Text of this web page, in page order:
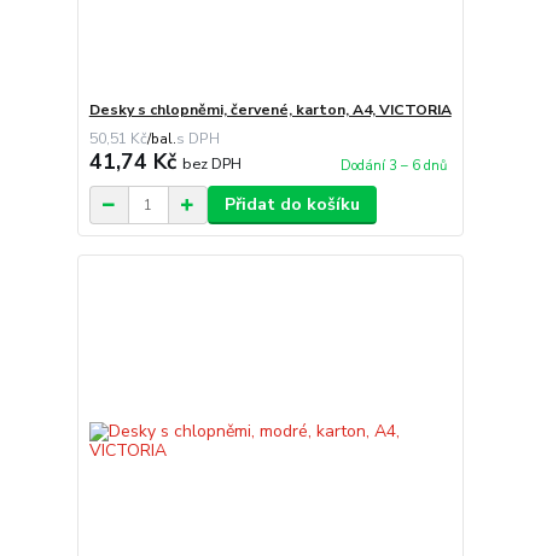
Desky s chlopněmi, červené, karton, A4, VICTORIA
50,51 Kč/bal.
41,74 Kč bez DPH Dodání 3 – 6 dnů
Přidat do košíku